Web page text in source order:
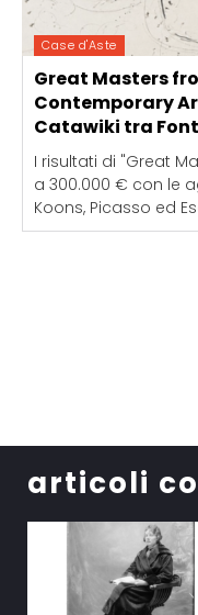
Case d'Aste
Great Masters
Contemporary
Catawiki tra
I risultati di "Great
a 300.000 € con le
Koons, Picasso ed
articoli